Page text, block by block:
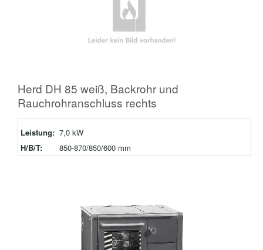
Herd DH 85 weiß, Backrohr und
Rauchrohranschluss rechts
Leistung: 7,0 kW
H/B/T:
850-870/850/600 mm